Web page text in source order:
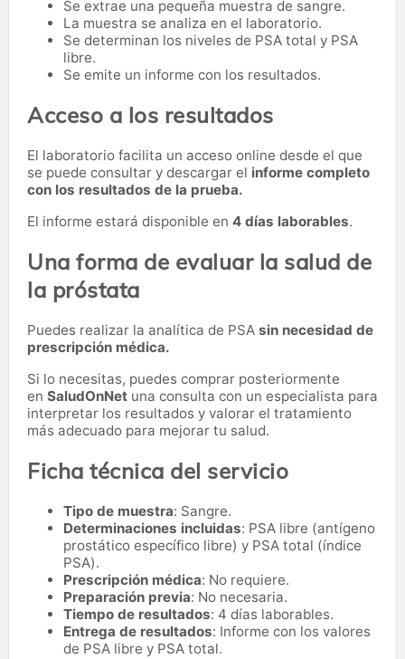
Se extrae una pequeña muestra de sangre.
La muestra se analiza en el laboratorio.
Se determinan los niveles de PSA total y PSA
libre.
Se emite un informe con los resultados.
Acceso a los resultados
El laboratorio facilita un acceso online desde el que
se puede consultar y descargar el informe completo
con los resultados de la prueba.
El informe estará disponible en 4 días laborables.
Una forma de evaluar la salud de
la próstata
Puedes realizar la analítica de PSA sin necesidad de
prescripción médica.
Si lo necesitas, puedes comprar posteriormente
en SaludOnNet una consulta con un especialista para
interpretar los resultados y valorar el tratamiento
más adecuado para mejorar tu salud.
Ficha técnica del servicio
Tipo de muestra: Sangre.
Determinaciones incluidas: PSA libre (antígeno
prostático específico libre) y PSA total (índice
PSA).
Prescripción médica: No requiere.
Preparación previa: No necesaria.
Tiempo de resultados: 4 días laborables.
Entrega de resultados: Informe con los valores
de PSA libre y PSA total.